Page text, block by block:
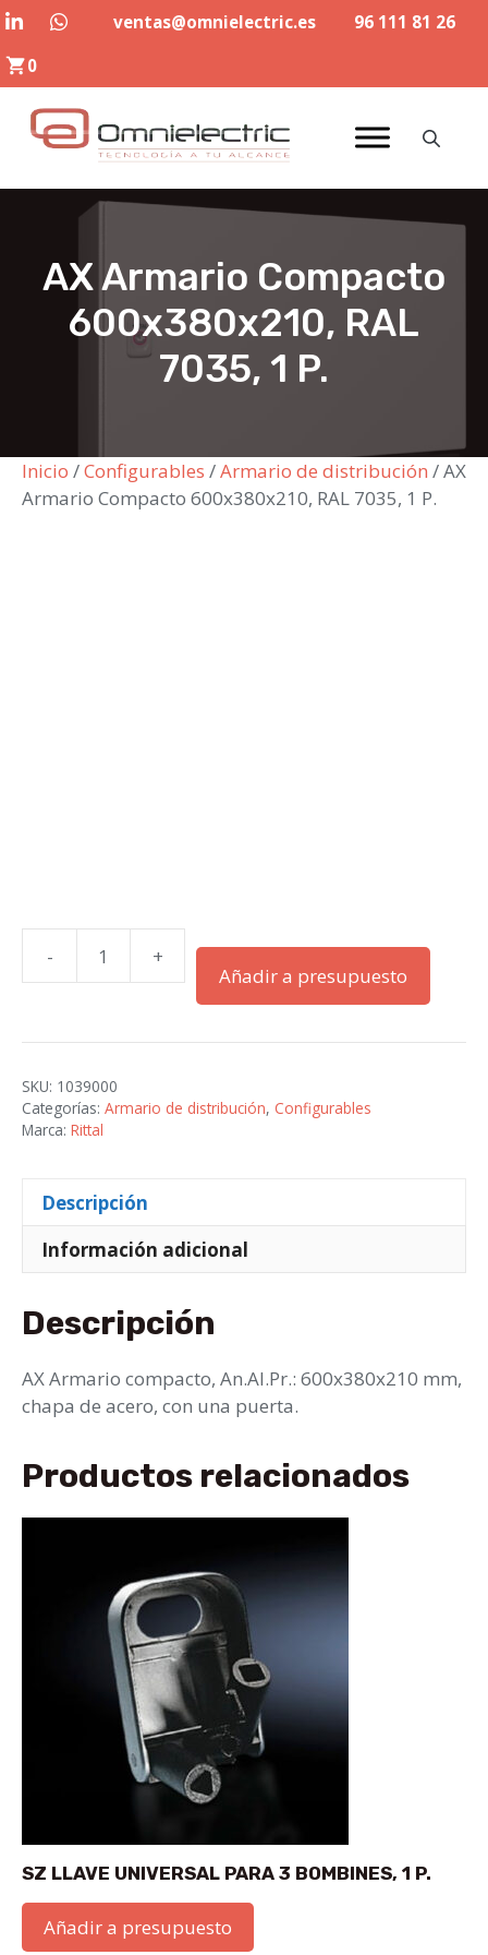
Saltar
contenido
ventas@omnielectric.es
96 111 81 26
0
AX Armario Compacto
600x380x210, RAL
7035, 1 P.
Inicio /Configurables /Armario de distribución / AX
Armario Compacto 600x380x210, RAL 7035, 1 P.
-
Armario
600x380x210,
7035,
+
Añadir a presupuesto
SKU: 1039000
Categorías: Armario de distribución, Configurables
Marca: Rittal
Descripción
Información adicional
Descripción
AX Armario compacto, An.Al.Pr.: 600x380x210 mm,
chapa de acero, con una puerta.
Productos relacionados
SZ LLAVE UNIVERSAL PARA 3 BOMBINES, 1 P.
Añadir a presupuesto